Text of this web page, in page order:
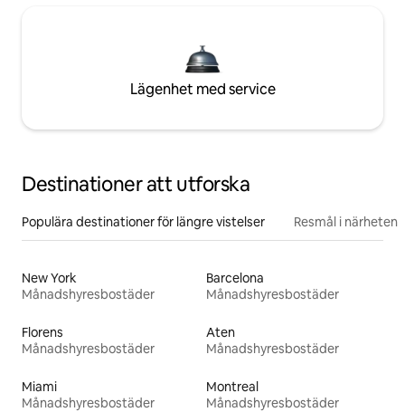
Lägenhet med service
Destinationer att utforska
Populära destinationer för längre vistelser Resmål i närheten
New York
Månadshyresbostäder
Barcelona
Månadshyresbostäder
Florens
Månadshyresbostäder
Aten
Månadshyresbostäder
Miami
Månadshyresbostäder
Montreal
Månadshyresbostäder